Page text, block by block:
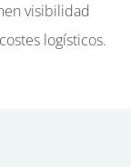
visibilidad
logísticos.